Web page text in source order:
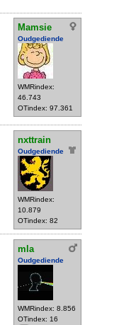
Mamsie
Oudgediende
WMRindex:
46.743
OTindex: 97.361
nxttrain
Oudgediende
WMRindex:
10.879
OTindex: 82
mla
Oudgediende
WMRindex: 8.856
OTindex: 16